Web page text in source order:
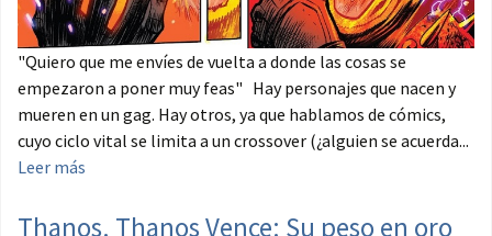
"Quiero que me envíes de vuelta a donde las cosas se
empezaron a poner muy feas" Hay personajes que nacen y
mueren en un gag. Hay otros, ya que hablamos de cómics,
cuyo ciclo vital se limita a un crossover (¿alguien se acuerda...
Leer más
Thanos. Thanos Vence: Su peso en oro